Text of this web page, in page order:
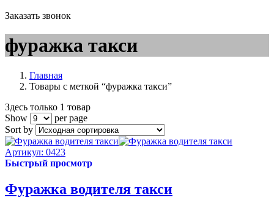
Заказать звонок
фуражка такси
Главная
Товары с меткой “фуражка такси”
Здесь только 1 товар
Show
per page
Sort by
Артикул: 0423
Быстрый просмотр
Фуражка водителя такси